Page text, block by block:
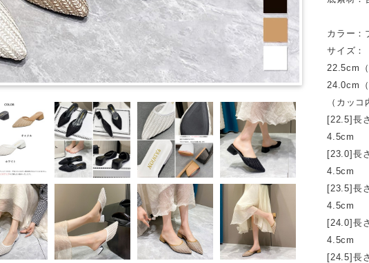
カラー：
サイズ：
22.5cm
24.0cm
（カッ
[22.5]長
4.5cm
[23.0]長
4.5cm
[23.5]長
4.5cm
[24.0]長
4.5cm
[24.5]長